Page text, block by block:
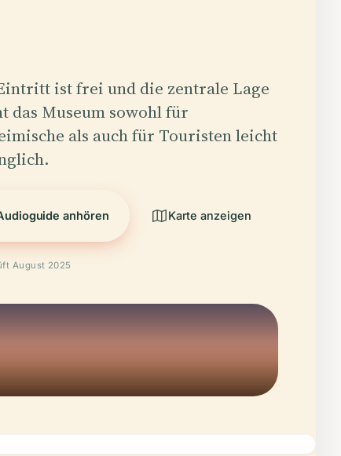
ist frei und die zentrale Lage
das Museum sowohl für
als auch für Touristen leicht
anhören Karte anzeigen
August 2025